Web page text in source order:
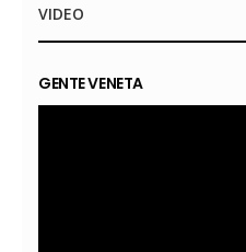
VIDEO
GENTE VENETA